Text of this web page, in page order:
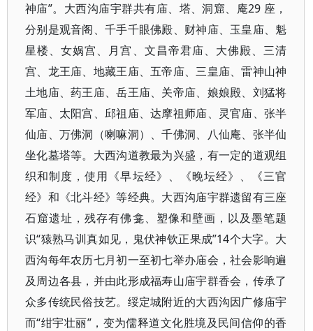
神庙”。大西沟庙宇群共有庙、塔、洞窟、庵29 座，
分别是观音阁、千手千眼佛殿、财神庙、玉皇庙、魁
星楼、女娲宫、月宫、文昌帝君庙、大佛殿、三清
宫、龙王庙、地藏王庙、五帝庙、三皇庙、雷神山神
土地庙、药王庙、岳王庙、关帝庙、娘娘殿、刘猛将
军庙、太阳宫、邱祖庙、达摩祖师庙、灵官庙、张半
仙庙、万佛洞（喇嘛洞）、千佛洞、八仙庵、张半仙
坐化墓塔等。大西沟道教最为兴盛，有一定的道观组
织和制度，使用《早坛经》、《晚坛经》、《三官
经》和《北斗经》等经典。大西沟庙宇群遗留有三座
石窟遗址，残存有佛龛、塑像和壁画，以及墨笔题
识“猿熟马训真如见，鬼伏神钦正果成”14个大字。大
西沟每年农历七月初一至初七举办庙会，社会影响遍
及周边各县，并由此形成福寿山庙宇群香会，传承了
众多传统民俗技艺。绥定城附近的大西沟因广修庙宇
而“绀宇壮丽”，变为儒释道文化胜境及民间信仰的香